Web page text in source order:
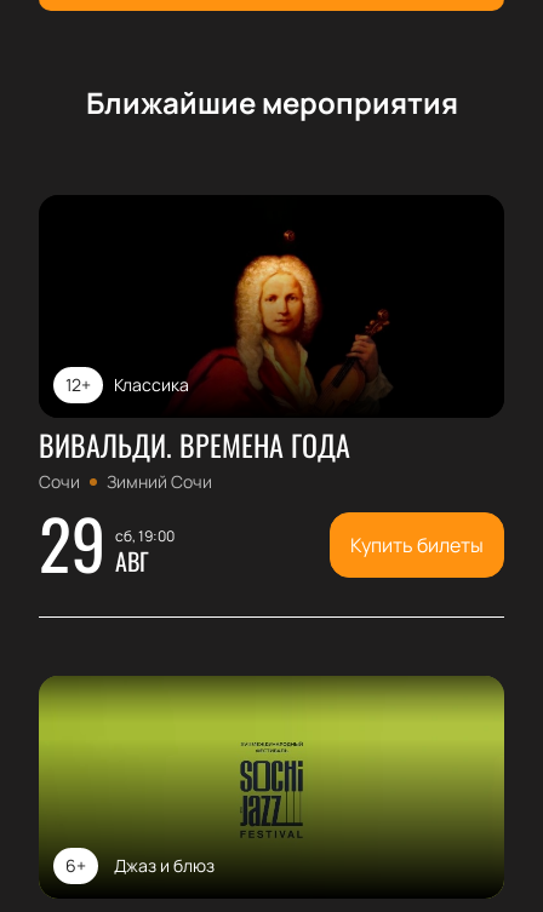
Ближайшие мероприятия
Классика
12+
ВИВАЛЬДИ. ВРЕМЕНА ГОДА
Сочи Зимний Сочи
29 сб, 19:00
АВГ Купить билеты
Джаз и блюз
6+